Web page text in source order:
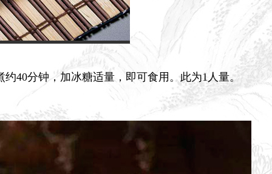
40分钟，加冰糖适量，即可食用。此为1人量。